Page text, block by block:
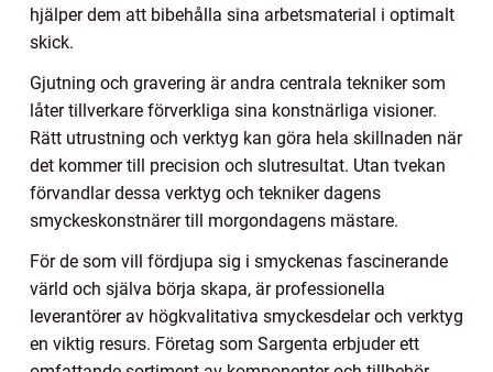
hjälper dem att bibehålla sina arbetsmaterial i optimalt
skick.
Gjutning och gravering är andra centrala tekniker som
låter tillverkare förverkliga sina konstnärliga visioner.
Rätt utrustning och verktyg kan göra hela skillnaden när
det kommer till precision och slutresultat. Utan tvekan
förvandlar dessa verktyg och tekniker dagens
smyckeskonstnärer till morgondagens mästare.
För de som vill fördjupa sig i smyckenas fascinerande
värld och själva börja skapa, är professionella
leverantörer av högkvalitativa smyckesdelar och verktyg
en viktig resurs. Företag som Sargenta erbjuder ett